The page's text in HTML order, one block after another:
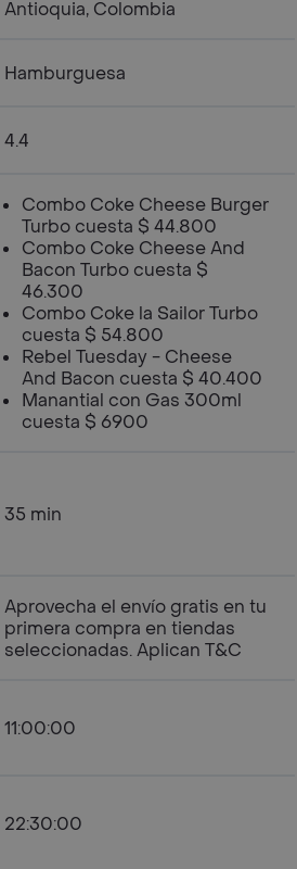
Antioquia, Colombia
Hamburguesa
4.4
Combo Coke Cheese Burger
Turbo cuesta $ 44.800
Combo Coke Cheese And
Bacon Turbo cuesta $
46.300
Combo Coke la Sailor Turbo
cuesta $ 54.800
Rebel Tuesday - Cheese
And Bacon cuesta $ 40.400
Manantial con Gas 300ml
cuesta $ 6900
35 min
Aprovecha el envío gratis en tu
primera compra en tiendas
seleccionadas. Aplican T&C
11:00:00
22:30:00